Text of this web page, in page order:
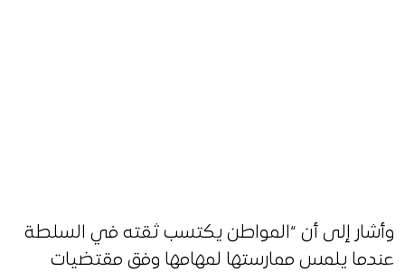
وأشار إلى أن “المواطن يكتسب ثقته في السلطة
عندما يلمس ممارستها لمهامها وفق مقتضيات